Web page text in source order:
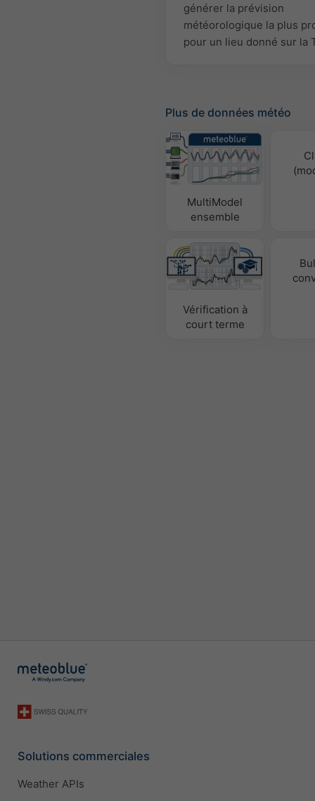
générer la prévision
météorologique la plus
pour un lieu donné sur la
Plus de données météo
MultiModel
ensemble
Vérification à
court terme
Solutions commerciales
Weather APIs